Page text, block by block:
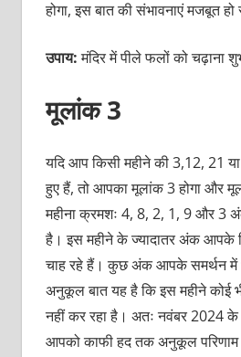
होगा, इस बात की संभावनाएं मजबूत हो
उपाय:मंदिर में पीले फलों को चढ़ाना
मूलांक 3
यदि आप किसी महीने की 3,12, 21
हुए हैं, तो आपका मूलांक 3 होगा और
महीना क्रमशः 4, 8, 2, 1, 9 और 3
है। इस महीने के ज्यादातर अंक आपके
चाह रहे हैं। कुछ अंक आपके समर्थन में
अनुकूल बात यह है कि इस महीने कोई
नहीं कर रहा है। अतः नवंबर 2024 के
आपको काफी हद तक अनुकूल परिणाम